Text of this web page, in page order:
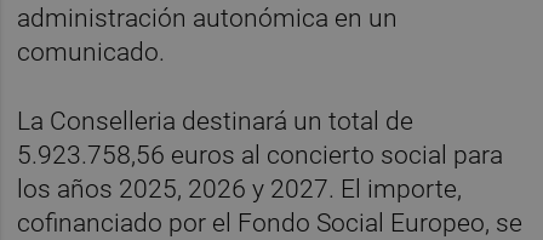
administración autonómica en un
comunicado.
La Conselleria destinará un total de
5.923.758,56 euros al concierto social para
los años 2025, 2026 y 2027. El importe,
cofinanciado por el Fondo Social Europeo, se